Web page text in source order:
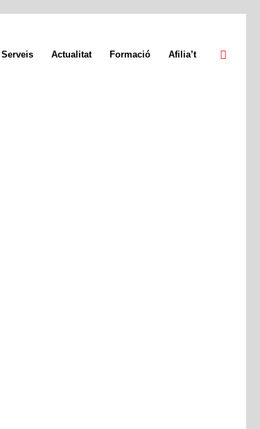
Serveis Actualitat Formació Afilia’t